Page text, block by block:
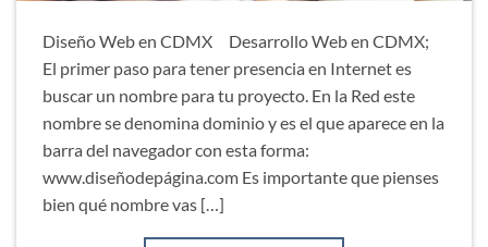
Diseño Web en CDMX Desarrollo Web en CDMX;
El primer paso para tener presencia en Internet es
buscar un nombre para tu proyecto. En la Red este
nombre se denomina dominio y es el que aparece en la
barra del navegador con esta forma:
www.diseñodepágina.com Es importante que pienses
bien qué nombre vas […]